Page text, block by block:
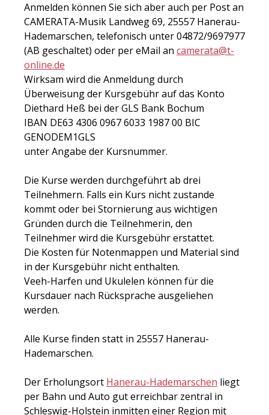
Anmelden können Sie sich aber auch per Post an
CAMERATA-Musik Landweg 69, 25557 Hanerau-
Hademarschen, telefonisch unter 04872/9697977
(AB geschaltet) oder per eMail an camerata@t-
online.de
Wirksam wird die Anmeldung durch
Überweisung der Kursgebühr auf das Konto
Diethard Heß bei der GLS Bank Bochum
IBAN DE63 4306 0967 6033 1987 00 BIC
GENODEM1GLS
unter Angabe der Kursnummer.
Die Kurse werden durchgeführt ab drei
Teilnehmern. Falls ein Kurs nicht zustande
kommt oder bei Stornierung aus wichtigen
Gründen durch die Teilnehmerin, den
Teilnehmer wird die Kursgebühr erstattet.
Die Kosten für Notenmappen und Material sind
in der Kursgebühr nicht enthalten.
Veeh-Harfen und Ukulelen können für die
Kursdauer nach Rücksprache ausgeliehen
werden.
Alle Kurse finden statt in 25557 Hanerau-
Hademarschen.
Der Erholungsort Hanerau-Hademarschen liegt
per Bahn und Auto gut erreichbar zentral in
Schleswig-Holstein inmitten einer Region mit